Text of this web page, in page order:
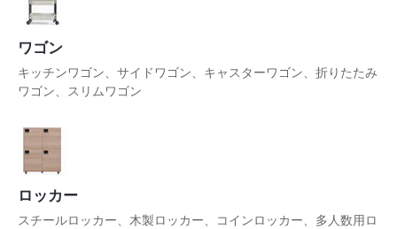
ワゴン
キッチンワゴン、サイドワゴン、キャスターワゴン、折りたたみ
ワゴン、スリムワゴン
ロッカー
スチールロッカー、木製ロッカー、コインロッカー、多人数用ロ